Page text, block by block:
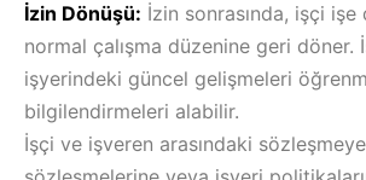
İzin Dönüşü: İzin sonrasında, işçi
normal çalışma düzenine geri döner.
işyerindeki güncel gelişmeleri
bilgilendirmeleri alabilir.
İşçi ve işveren arasındaki